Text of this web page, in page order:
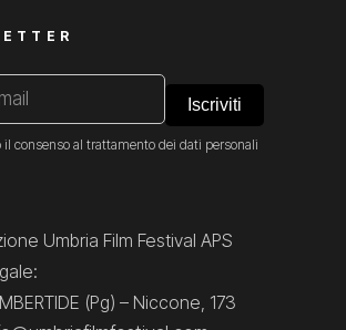
il consenso al trattamento dei dati personali
Umbria Film Festival APS
(Pg) – Niccone, 173